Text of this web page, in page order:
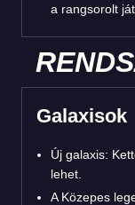
a rangsorolt
Galaxisok
Új galaxis:
lehet.
A Közepes